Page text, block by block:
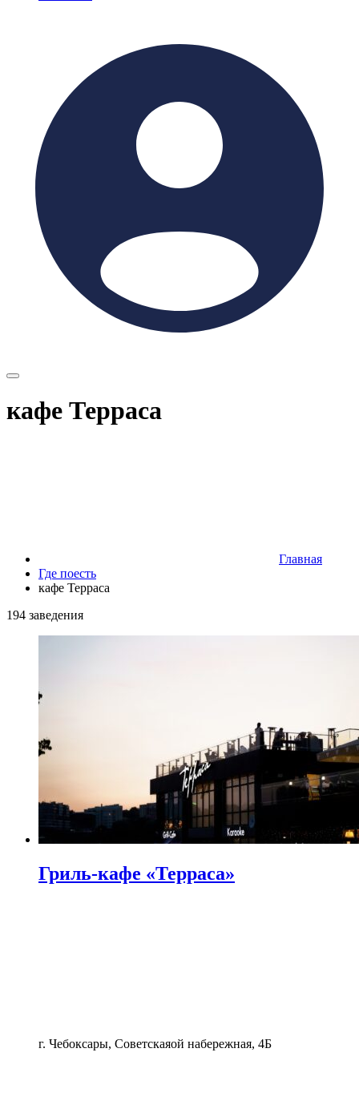
кафе Терраса
Главная
Где поесть
кафе Терраса
194 заведения
Гриль-кафе «Терраса»
г. Чебоксары, Советскаяой набережная, 4Б